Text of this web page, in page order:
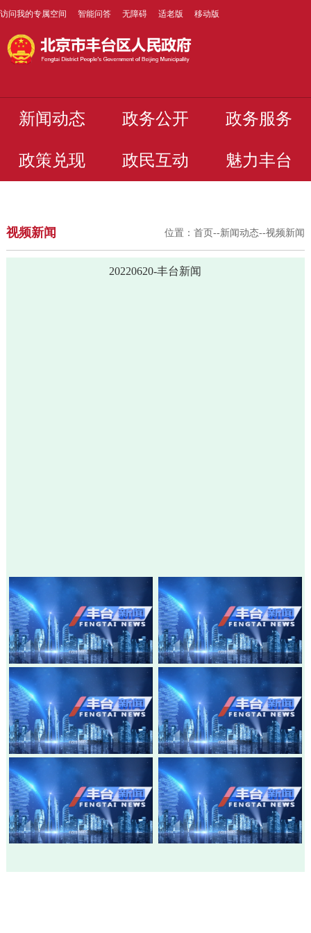
访问我的专属空间 智能问答 无障碍 适老版 移动版
新闻动态 政务公开 政务服务
政策兑现 政民互动 魅力丰台
视频新闻 位置：首页--新闻动态--视频新闻
20220620-丰台新闻
20260805-丰台新闻
20260803-丰台新闻
20260730-丰台新闻